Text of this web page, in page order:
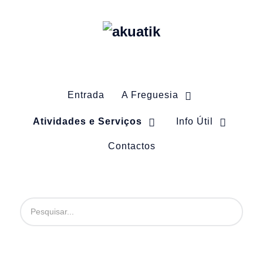
Entrada A Freguesia
Atividades e Serviços Info Útil
Contactos